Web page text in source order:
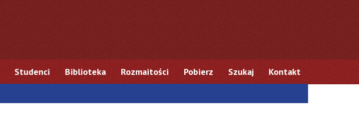
Studenci Biblioteka Rozmaitości Pobierz Szukaj Kontakt